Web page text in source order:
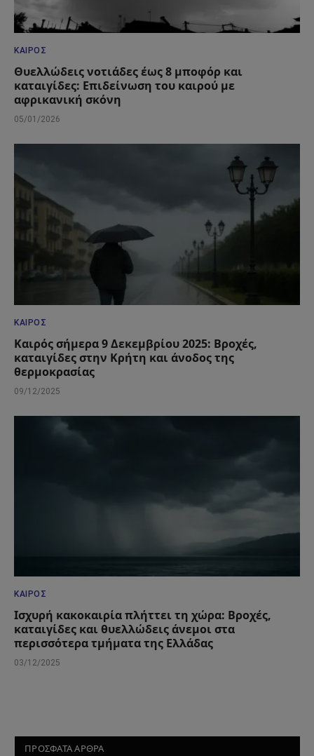
ΚΑΙΡΌΣ
Θυελλώδεις νοτιάδες έως 8 μποφόρ και
καταιγίδες: Επιδείνωση του καιρού με
αφρικανική σκόνη
05/01/2026
ΚΑΙΡΌΣ
Καιρός σήμερα 9 Δεκεμβρίου 2025: Βροχές,
καταιγίδες στην Κρήτη και άνοδος της
θερμοκρασίας
09/12/2025
ΚΑΙΡΌΣ
Ισχυρή κακοκαιρία πλήττει τη χώρα: Βροχές,
καταιγίδες και θυελλώδεις άνεμοι στα
περισσότερα τμήματα της Ελλάδας
03/12/2025
ΠΡΟΣΦΑΤΑ ΑΡΘΡΑ